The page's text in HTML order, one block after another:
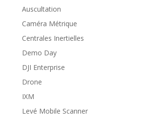
Auscultation
Caméra Métrique
Centrales Inertielles
Demo Day
DJI Enterprise
Drone
IXM
Levé Mobile Scanner